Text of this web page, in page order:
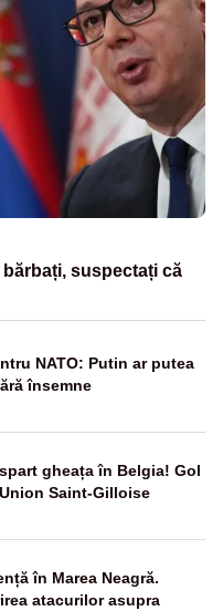
suspectați că
NATO: Putin ar putea
însemne
gheața în Belgia! Gol
Saint-Gilloise
în Marea Neagră.
atacurilor asupra